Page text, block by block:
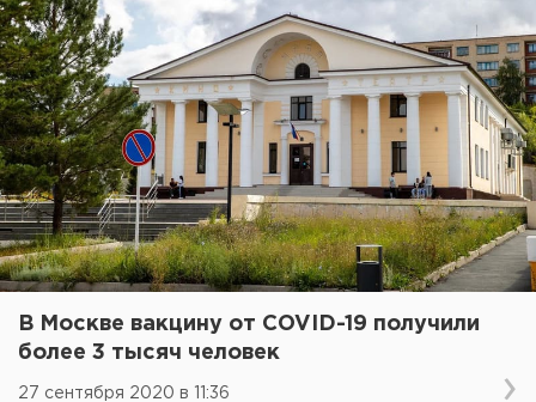
В Москве вакцину от COVID-19 получили
более 3 тысяч человек
27 сентября 2020 в 11:36